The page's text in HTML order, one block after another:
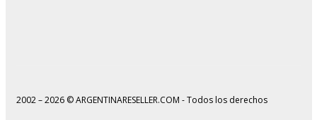
2002 – 2026 © ARGENTINARESELLER.COM - Todos los derechos